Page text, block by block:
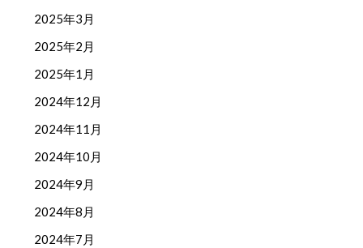
2025年3月
2025年2月
2025年1月
2024年12月
2024年11月
2024年10月
2024年9月
2024年8月
2024年7月